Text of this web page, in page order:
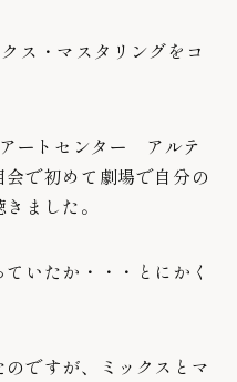
ス・マスタリングをコ
ートセンター アルテ
で初めて劇場で自分の
ました。
いたか・・・とにかく
ですが、ミックスとマ